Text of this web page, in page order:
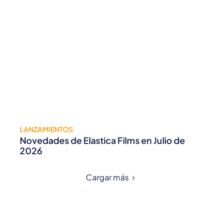
LANZAMIENTOS
Novedades de Elastica Films en Julio de
2026
Cargar más